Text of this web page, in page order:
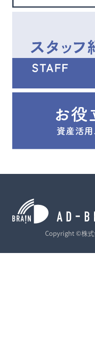
Copyright ©株式